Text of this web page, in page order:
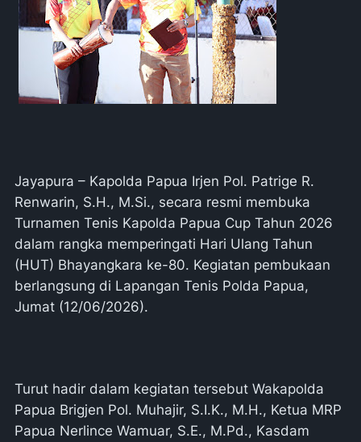
Jayapura – Kapolda Papua Irjen Pol. Patrige R.
Renwarin, S.H., M.Si., secara resmi membuka
Turnamen Tenis Kapolda Papua Cup Tahun 2026
dalam rangka memperingati Hari Ulang Tahun
(HUT) Bhayangkara ke-80. Kegiatan pembukaan
berlangsung di Lapangan Tenis Polda Papua,
Jumat (12/06/2026).
Turut hadir dalam kegiatan tersebut Wakapolda
Papua Brigjen Pol. Muhajir, S.I.K., M.H., Ketua MRP
Papua Nerlince Wamuar, S.E., M.Pd., Kasdam